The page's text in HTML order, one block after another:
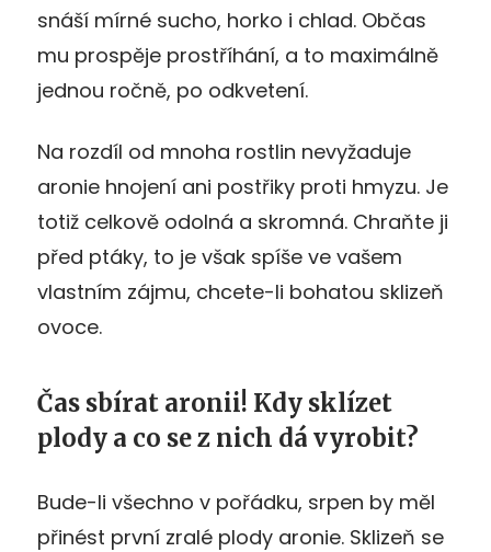
snáší mírné sucho, horko i chlad. Občas
mu prospěje prostříhání, a to maximálně
jednou ročně, po odkvetení.
Na rozdíl od mnoha rostlin nevyžaduje
aronie hnojení ani postřiky proti hmyzu. Je
totiž celkově odolná a skromná. Chraňte ji
před ptáky, to je však spíše ve vašem
vlastním zájmu, chcete-li bohatou sklizeň
ovoce.
Čas sbírat aronii! Kdy sklízet
plody a co se z nich dá vyrobit?
Bude-li všechno v pořádku, srpen by měl
přinést první zralé plody aronie. Sklizeň se